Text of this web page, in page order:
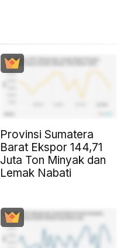
Provinsi Sumatera
Barat Ekspor 144,71
Juta Ton Minyak dan
Lemak Nabati